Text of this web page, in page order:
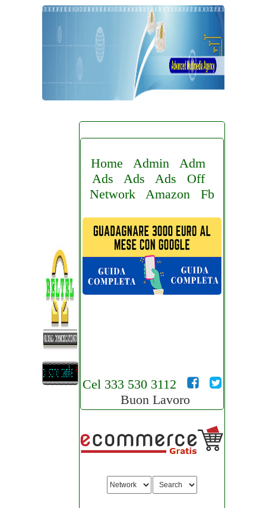
Home Admin
Adm
Ads
Ads Ads
Off
Network
Amazon Fb
Cel 333 530 3112
Buon Lavoro